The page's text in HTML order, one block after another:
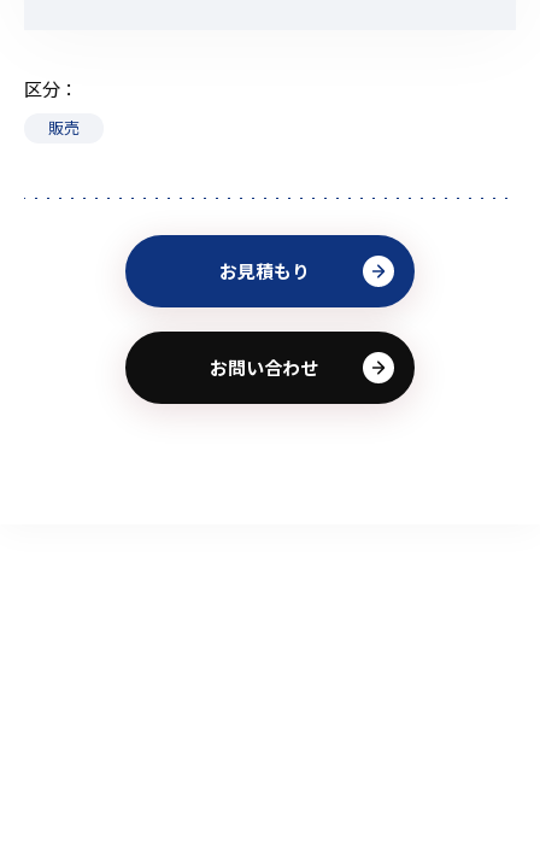
区分
販売
お見積もり
お問い合わせ